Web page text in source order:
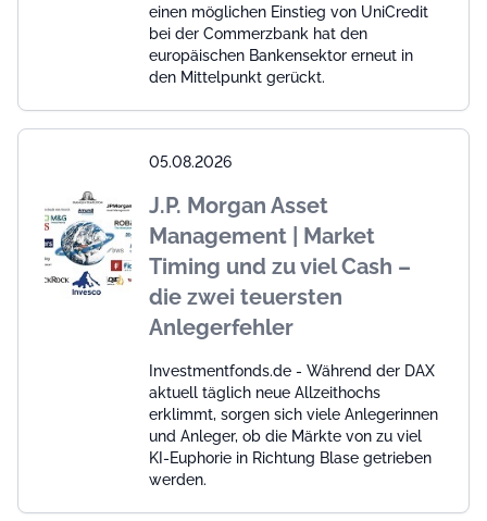
einen möglichen Einstieg von UniCredit
bei der Commerzbank hat den
europäischen Bankensektor erneut in
den Mittelpunkt gerückt.
05.08.2026
J.P. Morgan Asset
Management | Market
Timing und zu viel Cash –
die zwei teuersten
Anlegerfehler
Investmentfonds.de - Während der DAX
aktuell täglich neue Allzeithochs
erklimmt, sorgen sich viele Anlegerinnen
und Anleger, ob die Märkte von zu viel
KI-Euphorie in Richtung Blase getrieben
werden.